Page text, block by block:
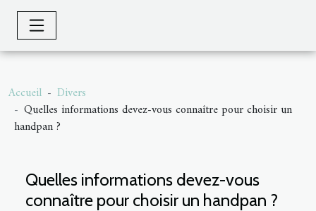
Accueil
Divers
Quelles informations devez-vous connaître pour choisir un
handpan ?
Quelles informations devez-vous
connaître pour choisir un handpan ?